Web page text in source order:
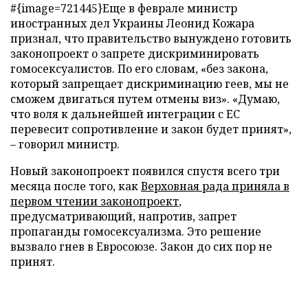
#{image=721445}Еще в феврале министр
иностранных дел Украины Леонид Кожара
признал, что правительство вынуждено готовить
законопроект о запрете дискриминировать
гомосексуалистов. По его словам, «без закона,
который запрещает дискриминацию геев, мы не
сможем двигаться путем отмены виз». «Думаю,
что воля к дальнейшей интеграции с ЕС
перевесит сопротивление и закон будет принят»,
– говорил министр.
Новый законопроект появился спустя всего три
месяца после того, какВерховная рада приняла в
первом чтении законопроект,
предусматривающий, напротив, запрет
пропаганды гомосексуализма. Это решение
вызвало гнев в Евросоюзе. Закон до сих пор не
принят.